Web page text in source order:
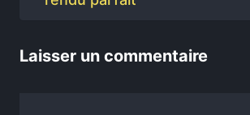
Laisser un commentaire